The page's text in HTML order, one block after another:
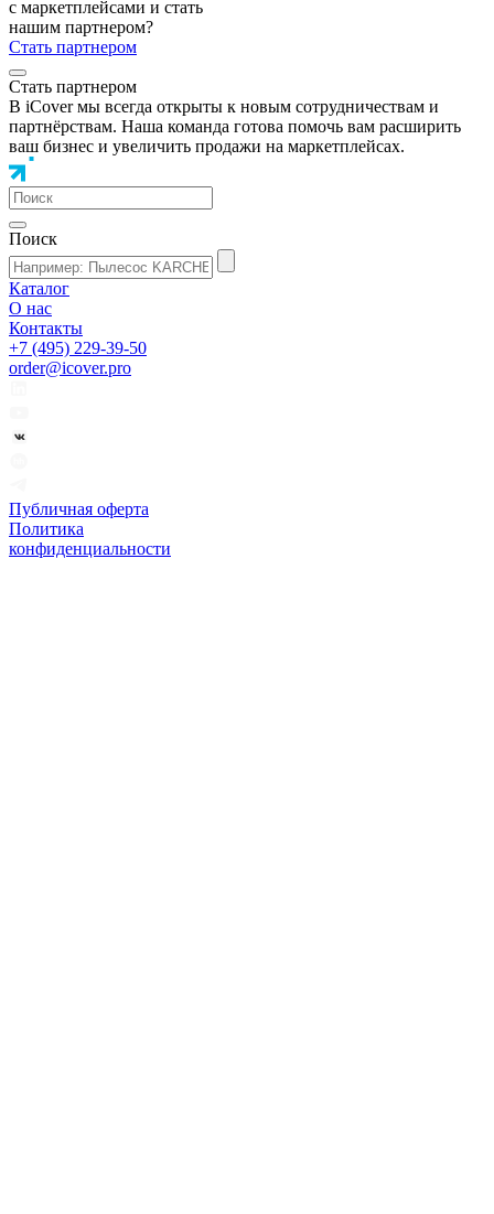
с маркетплейсами и стать
нашим партнером?
Стать партнером
Стать партнером
В iCover мы всегда открыты к новым сотрудничествам и
партнёрствам. Наша команда готова помочь вам расширить
ваш бизнес и увеличить продажи на маркетплейсах.
Поиск
Каталог
О нас
Контакты
+7 (495) 229-39-50
order@icover.pro
Публичная оферта
Политика
конфиденциальности